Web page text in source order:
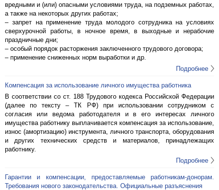
вредными и (или) опасными условиями труда, на подземных работах,
а также на некоторых других работах;
– запрет на применение труда молодого сотрудника на условиях
сверхурочной работы, в ночное время, в выходные и нерабочие
праздничные дни;
– особый порядок расторжения заключенного трудового договора;
– применение сниженных норм выработки и др.
Подробнее
Компенсация за использование личного имущества работника
В соответствии со ст. 188 Трудового кодекса Российской Федерации
(далее по тексту – ТК РФ) при использовании сотрудником с
согласия или ведома работодателя и в его интересах личного
имущества работнику выплачивается компенсация за использование,
износ (амортизацию) инструмента, личного транспорта, оборудования
и других технических средств и материалов, принадлежащих
работнику.
Подробнее
Гарантии и компенсации, предоставляемые работникам-донорам.
Требования нового законодательства. Официальные разъяснения